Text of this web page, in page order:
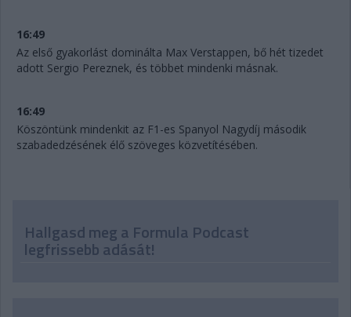
16:49
Az első gyakorlást dominálta Max Verstappen, bő hét tizedet
adott Sergio Pereznek, és többet mindenki másnak.
16:49
Köszöntünk mindenkit az F1-es Spanyol Nagydíj második
szabadedzésének élő szöveges közvetítésében.
Hallgasd meg a Formula Podcast
legfrissebb adását!